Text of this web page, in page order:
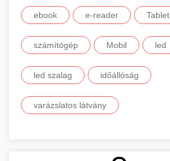
ebook e-reader Tablet
számítógép Mobil led
led szalag időállóság
varázslatos látvány